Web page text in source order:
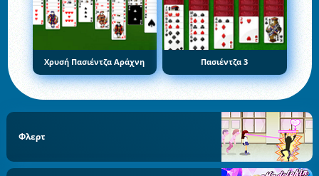
Χρυσή Πασιέντζα Αράχνη Πασιέντζα 3
Φλερτ